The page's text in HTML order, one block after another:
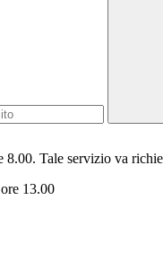
8.00. Tale servizio va
13.00